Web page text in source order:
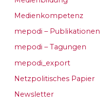
Medienkompetenz
mepodi – Publikationen
mepodi – Tagungen
mepodi_export
Netzpolitisches Papier
Newsletter